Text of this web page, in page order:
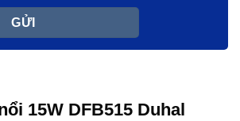
15W DFB515 Duhal